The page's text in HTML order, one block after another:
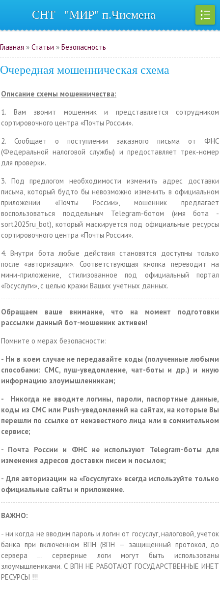
СНТ "МИР" п.Чисмена
Главная » Статьи » Безопасность
Очередная мошенническая схема
Описание схемы мошенничества:
1. Вам звонит мошенник и представляется сотрудником
сортировочного центра «Почты России».
2. Сообщает о поступлении заказного письма от ФНС
(Федеральной налоговой службы) и предоставляет трек-номер
для проверки.
3. Под предлогом необходимости изменить адрес доставки
письма, который будто бы невозможно изменить в официальном
приложении «Почты России», мошенник предлагает
воспользоваться поддельным Telegram-ботом (имя бота -
sort2025ru_bot), который маскируется под официальные ресурсы
сортировочного центра «Почты России».
4. Внутри бота любые действия становятся доступны только
после «авторизации». Соответствующая кнопка переводит на
мини-приложение, стилизованное под официальный портал
«Госуслуги», с целью кражи Ваших учетных данных.
Обращаем ваше внимание, что на момент подготовки
рассылки данный бот-мошенник активен!
Помните о мерах безопасности:
- Ни в коем случае не передавайте коды (полученные любыми
способами: СМС, пуш-уведомление, чат-боты и др.) и иную
информацию злоумышленникам;
- Никогда не вводите логины, пароли, паспортные данные,
коды из СМС или Push-уведомлений на сайтах, на которые Вы
перешли по ссылке от неизвестного лица или в сомнительном
сервисе;
- Почта России и ФНС не используют Telegram-боты для
изменения адресов доставки писем и посылок;
- Для авторизации на «Госуслугах» всегда используйте только
официальные сайты и приложение.
ВАЖНО:
- ни когда не вводим пароль и логин от госуслуг, налоговой, учеток
банка при включенном BПH (BПH — защищенный протокол, до
сервера … серверные логи могут быть использованы
злоумышлениками. С BПH НЕ РАБОТАЮТ ГОСУДАРСТВЕННЫЕ ИНЕТ
РЕСУРСЫ !!!